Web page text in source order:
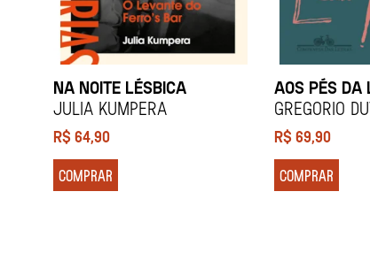
NA NOITE LÉSBICA
Julia Kumpera
R$64,90
COMPRAR
AOS PÉS DA
Gregorio
R$69,90
COMPRAR